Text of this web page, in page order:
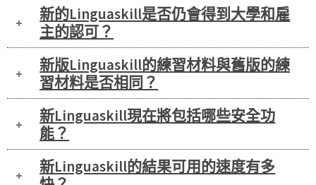
新的Linguaskill是否仍會得到大學和雇
主的認可？
新版Linguaskill的練習材料與舊版的練
習材料是否相同？
新Linguaskill現在將包括哪些安全功
能？
新Linguaskill的結果可用的速度有多